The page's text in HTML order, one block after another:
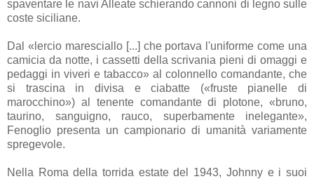
spaventare le navi Alleate schierando cannoni di legno sulle
coste siciliane.
Dal «lercio maresciallo [...] che portava l'uniforme come una
camicia da notte, i cassetti della scrivania pieni di omaggi e
pedaggi in viveri e tabacco» al colonnello comandante, che
si trascina in divisa e ciabatte («fruste pianelle di
marocchino») al tenente comandante di plotone, «bruno,
taurino, sanguigno, rauco, superbamente inelegante»,
Fenoglio presenta un campionario di umanità variamente
spregevole.
Nella Roma della torrida estate del 1943, Johnny e i suoi